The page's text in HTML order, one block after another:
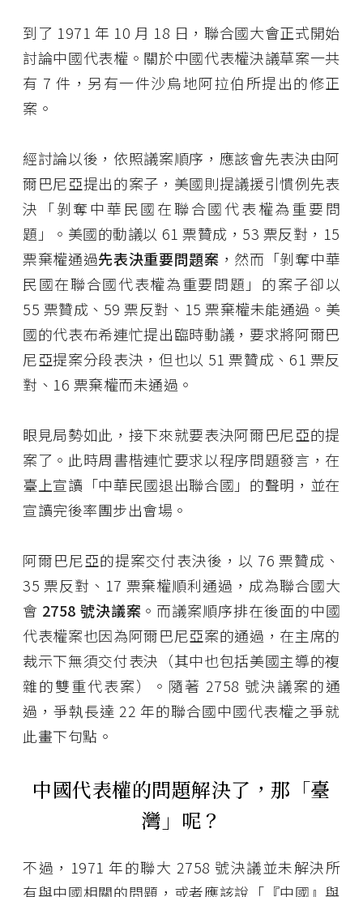
到了 1971 年 10 月 18 日，聯合國大會正式開始
討論中國代表權。關於中國代表權決議草案一共
有 7 件，另有一件沙烏地阿拉伯所提出的修正
案。
經討論以後，依照議案順序，應該會先表決由阿
爾巴尼亞提出的案子，美國則提議援引慣例先表
決「剝奪中華民國在聯合國代表權為重要問
題」。美國的動議以 61 票贊成，53 票反對，15
票棄權通過先表決重要問題案 ，然而「剝奪中華
民國在聯合國代表權為重要問題」的案子卻以
55 票贊成、59 票反對、15 票棄權未能通過。美
國的代表布希連忙提出臨時動議，要求將阿爾巴
尼亞提案分段表決，但也以 51 票贊成、61 票反
對、16 票棄權而未通過。
眼見局勢如此，接下來就要表決阿爾巴尼亞的提
案了。此時周書楷連忙要求以程序問題發言，在
臺上宣讀「中華民國退出聯合國」的聲明，並在
宣讀完後率團步出會場。
阿爾巴尼亞的提案交付表決後，以 76 票贊成、
35 票反對、17 票棄權順利通過，成為聯合國大
會 2758 號決議案 。而議案順序排在後面的中國
代表權案也因為阿爾巴尼亞案的通過，在主席的
裁示下無須交付表決（其中也包括美國主導的複
雜的雙重代表案）。隨著 2758 號決議案的通
過，爭執長達 22 年的聯合國中國代表權之爭就
此畫下句點。
中國代表權的問題解決了，那「臺
灣」呢？
不過，1971 年的聯大 2758 號決議並未解決所
有與中國相關的問題，或者應該說「『中國』與